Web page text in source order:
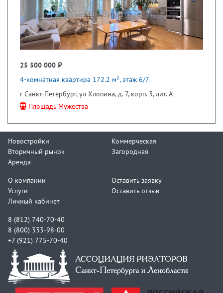
25 500 000 ₽
4-комнатная квартира 172.2 м², этаж 6/7
г Санкт-Петербург, ул Хлопина, д. 7, корп. 3, лит. А
Площадь Мужества
Новостройки
Вторичный рынок
Аренда
Коммерческая
Загородная
О компании
Услуги
Личный кабинет
Оставить заявку
Оставить отзыв
8 (812) 740-70-40
8 (800) 333-98-00
+7 (921) 775-70-40